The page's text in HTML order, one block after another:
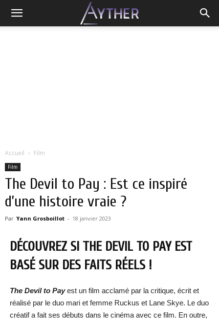
Accueil Film
Film
The Devil to Pay : Est ce inspiré
d’une histoire vraie ?
Par Yann Grosboillot - 18 janvier 2023
DÉCOUVREZ SI THE DEVIL TO PAY EST
BASÉ SUR DES FAITS RÉELS !
The Devil to Payest un film acclamé par la critique, écrit et
réalisé par le duo mari et femme Ruckus et Lane Skye. Le duo
créatif a fait ses débuts dans le cinéma avec ce film. En outre,